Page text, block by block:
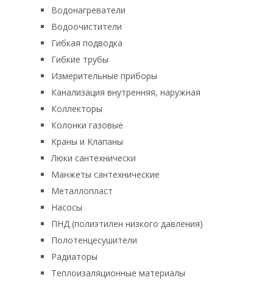
Водонагреватели
Водоочистители
Гибкая подводка
Гибкие трубы
Измерительные приборы
Канализация внутренняя, наружная
Коллекторы
Колонки газовые
Краны и Клапаны
Люки сантехнически
Манжеты сантехнические
Металлопласт
Насосы
ПНД (полиэтилен низкого давления)
Полотенцесушители
Радиаторы
Теплоизаляционные материалы